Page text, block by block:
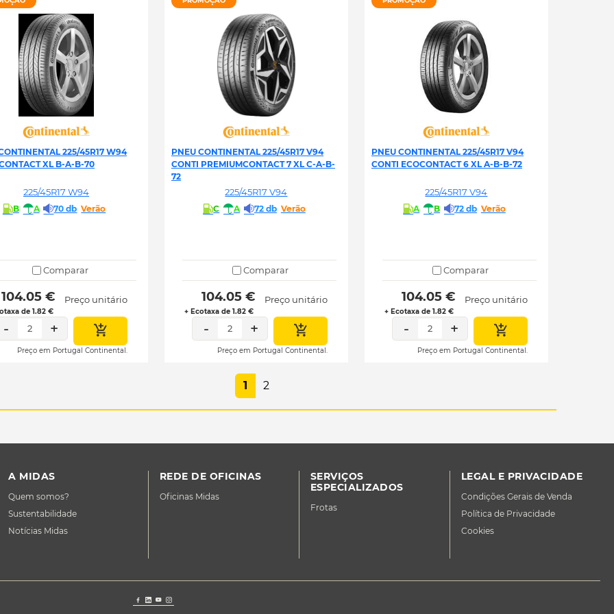
225/45R17 W94
XL B-A-B-70
225/45R17 W94
B A 70 db Verão
Comparar
104.05 €
de 1.82 €
Preço unitário
- 2 +
Preço em Portugal Continental.
PNEU CONTINENTAL 225/45R17 V94
CONTI PREMIUMCONTACT 7 XL C-A-B-
72
225/45R17 V94
C A 72 db Verão
Comparar
104.05 €
+ Ecotaxa de 1.82 €
Preço unitário
- 2 +
Preço em Portugal Continental.
PNEU CONTINENTAL 225/45R17 V94
CONTI ECOCONTACT 6 XL A-B-B-72
225/45R17 V94
A B 72 db Verão
Comparar
104.05 €
+ Ecotaxa de 1.82 €
Preço unitário
- 2 +
Preço em Portugal Continental.
1 2
A MIDAS
Quem somos?
Sustentabilidade
Notícias Midas
REDE DE OFICINAS
Oficinas Midas
SERVIÇOS
ESPECIALIZADOS
Frotas
LEGAL E PRIVACIDADE
Condições Gerais de Venda
Política de Privacidade
Cookies